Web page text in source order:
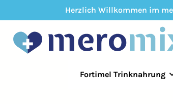
Herzlich Willkommen im
Fortimel Trinknahrung